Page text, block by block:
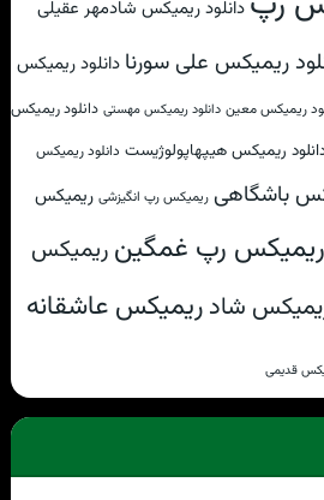
دانلود ریمیکس شادمهر عقیلی
ریمیکس علی سورنا دانلود ریمیکس
ریمیکس معین دانلود ریمیکس مهستی دانلود ریمیکس
ریمیکس هیپهاپولوژیست دانلود ریمیکس
باشگاهی ریمیکس رپ انگیزشی ریمیکس
ریمیکس رپ غمگین ریمیکس
شادریمیکس عاشقانه
قدیمی